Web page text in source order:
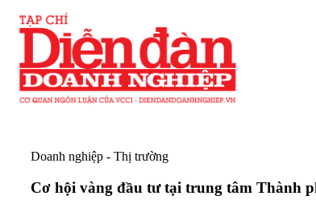
Doanh nghiệp - Thị trường
Cơ hội vàng đầu tư tại trung tâm Thành